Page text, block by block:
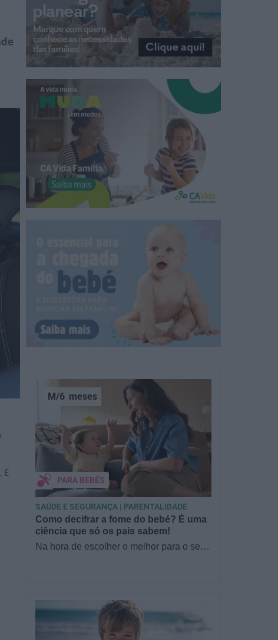
E
Como decifrar a fome do bebé? É uma
ciência que só os pais sabem!
Na hora de escolher o melhor para o seu
M/6 meses
PARA BEBÉS
SAÚDE E SEGURANÇA | PARENTALIDADE